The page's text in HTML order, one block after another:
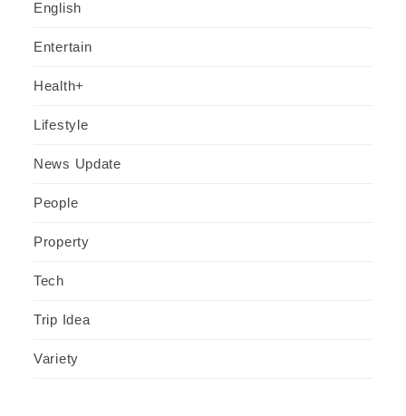
English
Entertain
Health+
Lifestyle
News Update
People
Property
Tech
Trip Idea
Variety